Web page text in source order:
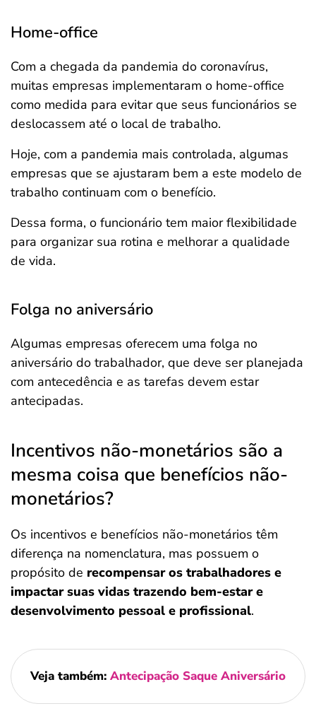
Home-office
Com a chegada da pandemia do coronavírus,
muitas empresas implementaram o home-office
como medida para evitar que seus funcionários se
deslocassem até o local de trabalho.
Hoje, com a pandemia mais controlada, algumas
empresas que se ajustaram bem a este modelo de
trabalho continuam com o benefício.
Dessa forma, o funcionário tem maior flexibilidade
para organizar sua rotina e melhorar a qualidade
de vida.
Folga no aniversário
Algumas empresas oferecem uma folga no
aniversário do trabalhador, que deve ser planejada
com antecedência e as tarefas devem estar
antecipadas.
Incentivos não-monetários são a
mesma coisa que benefícios não-
monetários?
Os incentivos e benefícios não-monetários têm
diferença na nomenclatura, mas possuem o
propósito de recompensar os trabalhadores e
impactar suas vidas trazendo bem-estar e
desenvolvimento pessoal e profissional.
Veja também: Antecipação Saque Aniversário